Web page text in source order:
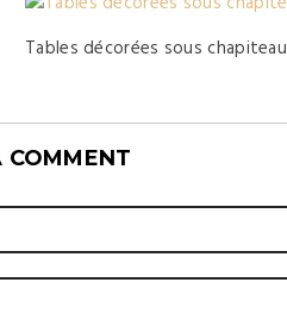
Tables décorées sous chapiteau
COMMENT